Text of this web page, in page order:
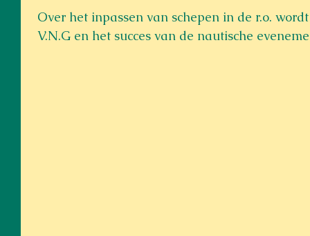
Over het inpassen van schepen in de r.o.
V.N.G en het succes van de nautische